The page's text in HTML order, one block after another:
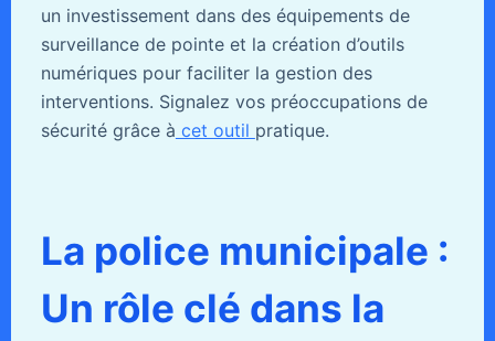
un investissement dans des équipements de
surveillance de pointe et la création d’outils
numériques pour faciliter la gestion des
interventions. Signalez vos préoccupations de
sécurité grâce à cet outil pratique.
La police municipale :
Un rôle clé dans la